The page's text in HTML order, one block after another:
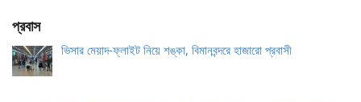
প্রবাস
ভিসার মেয়াদ-ফ্লাইট নিয়ে শঙ্কা, বিমানবন্দরে হাজারো প্রবাসী